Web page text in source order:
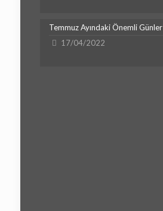
Temmuz Ayındaki Önemli Günler
17/04/2022